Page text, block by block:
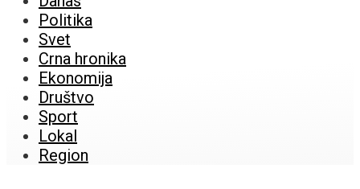
Politika
Svet
Crna hronika
Ekonomija
Društvo
Sport
Lokal
Region